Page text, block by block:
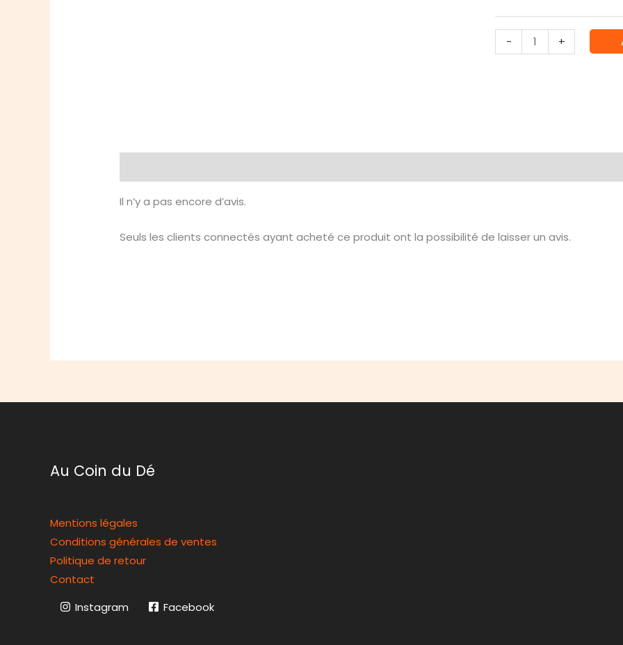
-
quantité
de
+
Il n’y a pas encore d’avis.
Seuls les clients connectés ayant acheté ce produit ont la possibilité de laisser un avis.
Au Coin du Dé
Mentions légales
Conditions générales de ventes
Politique de retour
Contact
Instagram
Facebook